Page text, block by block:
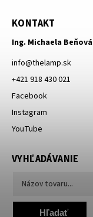
KONTAKT
Ing. Michaela Beňová
info@thelamp.sk
+421 918 430 021
Facebook
Instagram
YouTube
VYHĽADÁVANIE
Hľadať